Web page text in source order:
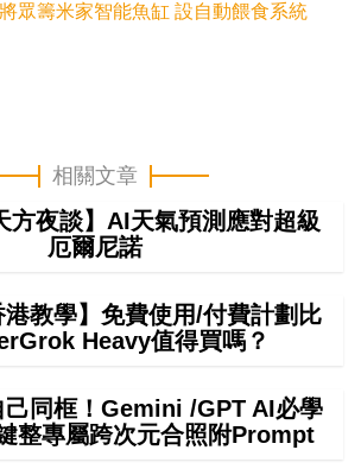
眾籌米家智能魚缸 設自動餵食系統
相關文章
方夜談】AI天氣預測應對超級
厄爾尼諾
港教學】免費使用/付費計劃比
Heavy值得買嗎？
己同框！Gemini /GPT AI必學
整專屬跨次元合照附Prompt